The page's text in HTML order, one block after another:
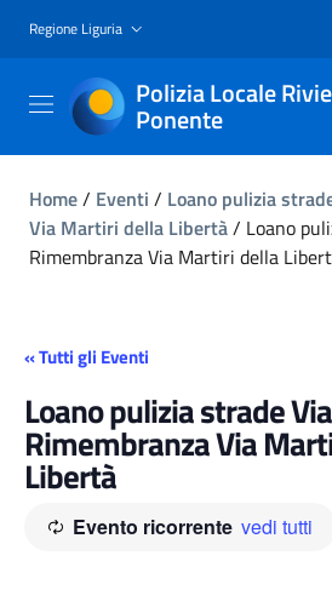
Regione Liguria
Polizia Locale
Ponente
Home/ Eventi / Loano pulizia
Via Martiri della Libertà/ Loano
Rimembranza Via Martiri della
« Tutti gli Eventi
Loano pulizia strade Via
Rimembranza Via
Libertà
Evento ricorrente vedi tutti